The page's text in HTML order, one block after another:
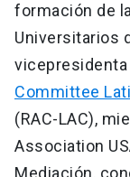
formación de
Universitarios
vicepresidenta
Committee
(RAC-LAC),
Association
Mediación,